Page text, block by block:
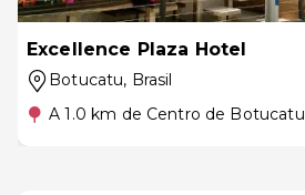
Excellence Plaza Hotel
Botucatu, Brasil
A 1.0 km de Centro de Botucatu